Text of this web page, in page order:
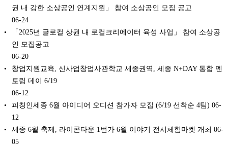
권 내 강한 소상공인 연계지원」 참여 소상공인 모집 공고
06-24
「2025년 글로컬 상권 내 로컬크리에이터 육성 사업」 참여 소상공
인 모집공고
06-20
창업지원교육, 신사업창업사관학교 세종권역, 세종 N+DAY 통합 멘
토링 데이 6/19
06-12
피칭인세종 6월 아이디어 오디션 참가자 모집 (6/19 선착순 4팀) 06-
12
세종 6월 축제, 라이콘타운 1번가 6월 이야기 전시체험마켓 개최 06-
05